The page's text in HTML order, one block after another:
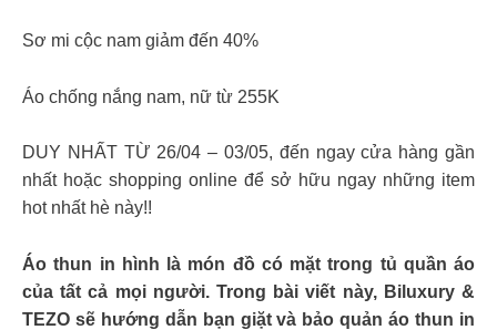
Sơ mi cộc nam giảm đến 40%
Áo chống nắng nam, nữ từ 255K
DUY NHẤT TỪ 26/04 – 03/05, đến ngay cửa hàng gần
nhất hoặc shopping online để sở hữu ngay những item
hot nhất hè này!!
Áo thun in hình là món đồ có mặt trong tủ quần áo
của tất cả mọi người. Trong bài viết này, Biluxury &
TEZO sẽ hướng dẫn bạn giặt và bảo quản áo thun in